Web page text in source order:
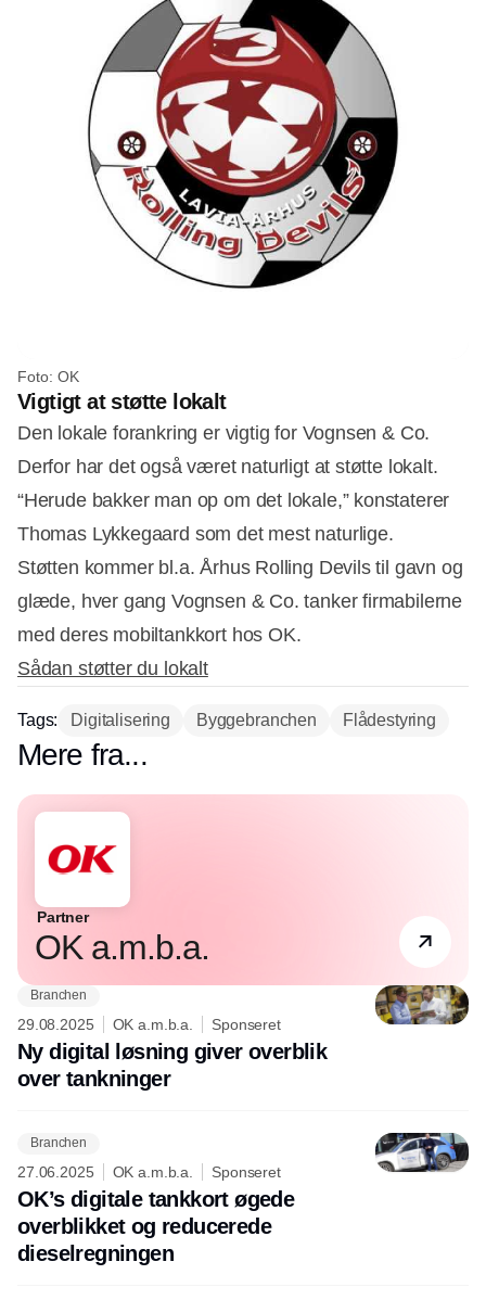
Foto: OK
Vigtigt at støtte lokalt
Den lokale forankring er vigtig for Vognsen & Co.
Derfor har det også været naturligt at støtte lokalt.
“Herude bakker man op om det lokale,” konstaterer
Thomas Lykkegaard som det mest naturlige.
Støtten kommer bl.a. Århus Rolling Devils til gavn og
glæde, hver gang Vognsen & Co. tanker firmabilerne
med deres mobiltankkort hos OK.
Sådan støtter du lokalt
Tags: Digitalisering Byggebranchen Flådestyring
Mere fra...
Partner
OK a.m.b.a.
Branchen
29.08.2025 OK a.m.b.a. Sponseret
Ny digital løsning giver overblik
over tankninger
Branchen
27.06.2025 OK a.m.b.a. Sponseret
OK’s digitale tankkort øgede
overblikket og reducerede
dieselregningen